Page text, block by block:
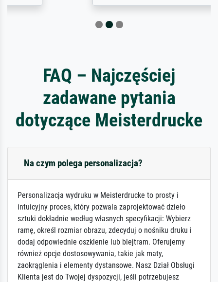
FAQ – Najczęściej
zadawane pytania
dotyczące Meisterdrucke
Na czym polega personalizacja?
Personalizacja wydruku w Meisterdrucke to prosty i
intuicyjny proces, który pozwala zaprojektować dzieło
sztuki dokładnie według własnych specyfikacji: Wybierz
ramę, określ rozmiar obrazu, zdecyduj o nośniku druku i
dodaj odpowiednie oszklenie lub blejtram. Oferujemy
również opcje dostosowywania, takie jak maty,
zaokrąglenia i elementy dystansowe. Nasz Dział Obsługi
Klienta jest do Twojej dyspozycji, jeśli potrzebujesz